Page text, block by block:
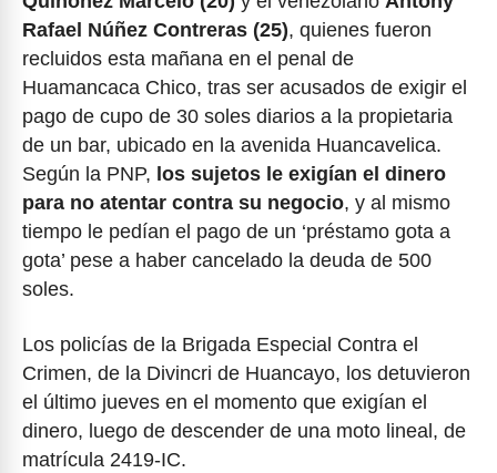
Rafael Núñez Contreras (25), quienes fueron
recluidos esta mañana en el penal de
Huamancaca Chico, tras ser acusados de exigir el
pago de cupo de 30 soles diarios a la propietaria
de un bar, ubicado en la avenida Huancavelica.
Según la PNP, los sujetos le exigían el dinero
para no atentar contra su negocio, y al mismo
tiempo le pedían el pago de un ‘préstamo gota a
gota’ pese a haber cancelado la deuda de 500
soles.
Los policías de la Brigada Especial Contra el
Crimen, de la Divincri de Huancayo, los detuvieron
el último jueves en el momento que exigían el
dinero, luego de descender de una moto lineal, de
matrícula 2419-IC.